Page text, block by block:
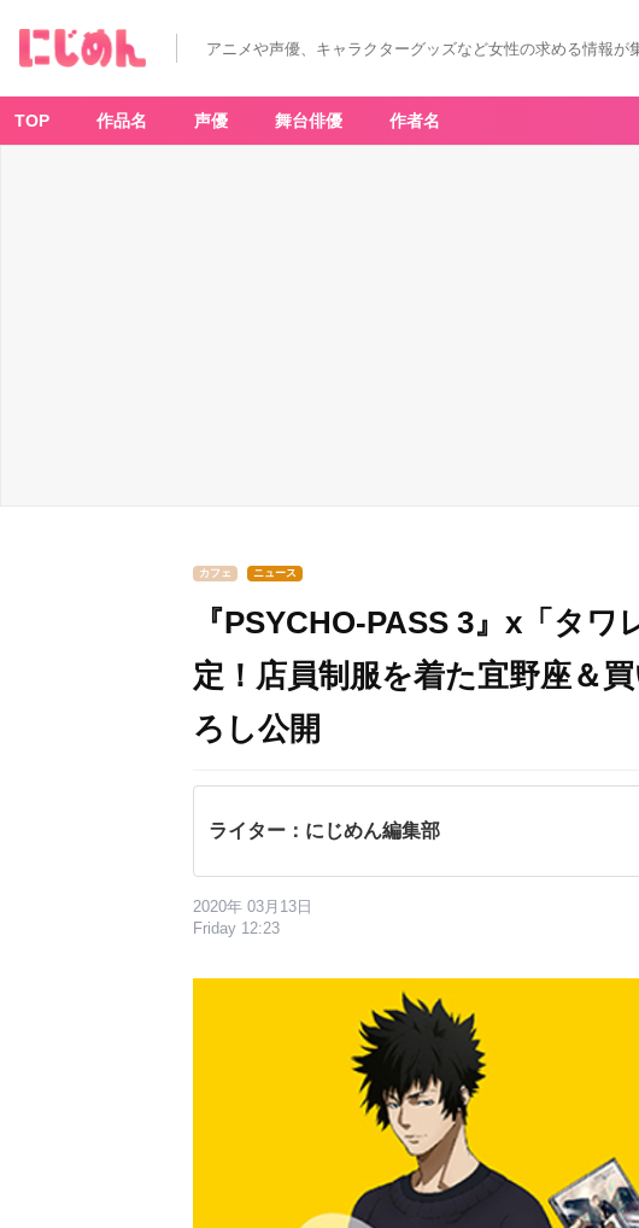
アニメや声優、キャラクターグッズなど女性の求める情報が
TOP 作品名 声優 舞台俳優 作者名
カフェ ニュース
『PSYCHO-PASS 3』x「タ
定！店員制服を着た宜野座＆
ろし公開
ライター：にじめん編集部
2020年 03月13日
Friday 12:23